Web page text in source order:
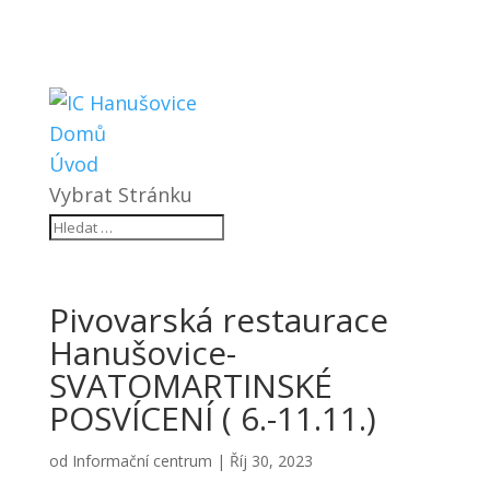
Domů
Úvod
Vybrat Stránku
Pivovarská restaurace
Hanušovice-
SVATOMARTINSKÉ
POSVÍCENÍ ( 6.-11.11.)
od Informační centrum | Říj 30, 2023